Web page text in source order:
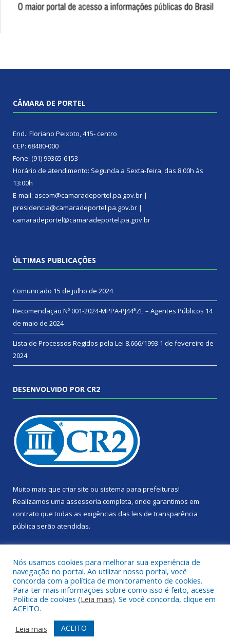
CÂMARA DE PORTEL
End.: Floriano Peixoto, 415- centro
CEP: 68480-000
Fone: (91) 99365-6153
Horário de atendimento: Segunda a Sexta-feira, das 8:00h às
13:00h
E-mail: ascom@camaradeportel.pa.gov.br |
presidencia@camaradeportel.pa.gov.br |
camaradeportel@camaradeportel.pa.gov.br
ÚLTIMAS PUBLICAÇÕES
Comunicado 15 de julho de 2024
Recomendação Nº 001-2024-MPPA-PJ44ªZE – Agentes Públicos 14
de maio de 2024
Lista de Processos Regidos pela Lei 8.666/1993 1 de fevereiro de
2024
DESENVOLVIDO POR CR2
Muito mais que criar site ou sistema para prefeituras!
Realizamos uma assessoria completa, onde garantimos em
contrato que todas as exigências das leis de transparência
pública serão atendidas.
Todos os direitos reservados a Câmara Municipal de Portel.
Mapa do Site
Acessar Área Administrativa
Nós usamos cookies para melhorar sua experiência de
navegação no portal. Ao utilizar nosso portal, você
concorda com a política de monitoramento de cookies.
Para ter mais informações sobre como isso é feito, acesse
Política de cookies (Leia mais). Se você concorda, clique em
ACEITO.
Leia mais
ACEITO